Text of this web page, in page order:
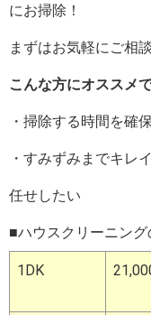
にお掃除！
まずはお気軽にご相
こんな方にオススメで
・掃除する時間を確
・すみずみまでキレ
任せしたい
■ハウスクリーニン
1DK